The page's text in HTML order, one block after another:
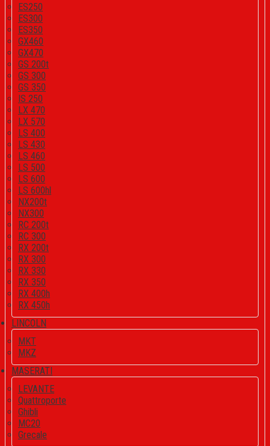
ES250
ES300
ES350
GX460
GX470
GS 200t
GS 300
GS 350
IS 250
LX 470
LX 570
LS 400
LS 430
LS 460
LS 500
LS 600
LS 600hl
NX200t
NX300
RC 200t
RC 300
RX 200t
RX 300
RX 330
RX 350
RX 400h
RX 450h
LINCOLN
MKT
MKZ
MASERATI
LEVANTE
Quattroporte
Ghibli
MC20
Grecale